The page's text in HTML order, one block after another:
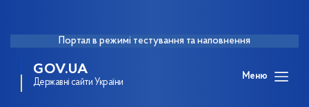
Портал в режимі тестування та наповнення
GOV.UA
Державні сайти України
Меню